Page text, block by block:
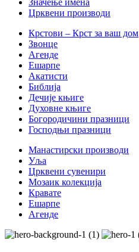
Значење имена
Црквени производи
Крстови – Крст за ваш дом
Звонце
Агенде
Ешарпе
Акатисти
Библија
Дечије књиге
Духовне књиге
Богородичини празници
Господњи празници
Манастирски производи
Уља
Црквени сувенири
Мозаик колекција
Кравате
Ешарпе
Агенде